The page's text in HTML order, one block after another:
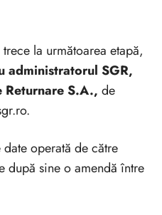
la următoarea etapă,
administratorul SGR,
Returnare S.A., de
operată de către
după sine o amendă între